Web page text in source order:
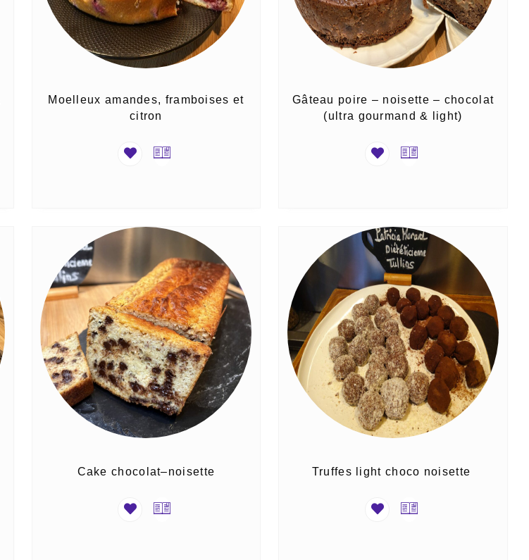
Moelleux amandes, framboises et
citron
Gâteau poire – noisette – chocolat
(ultra gourmand & light)
Cake chocolat–noisette Truffes light choco noisette